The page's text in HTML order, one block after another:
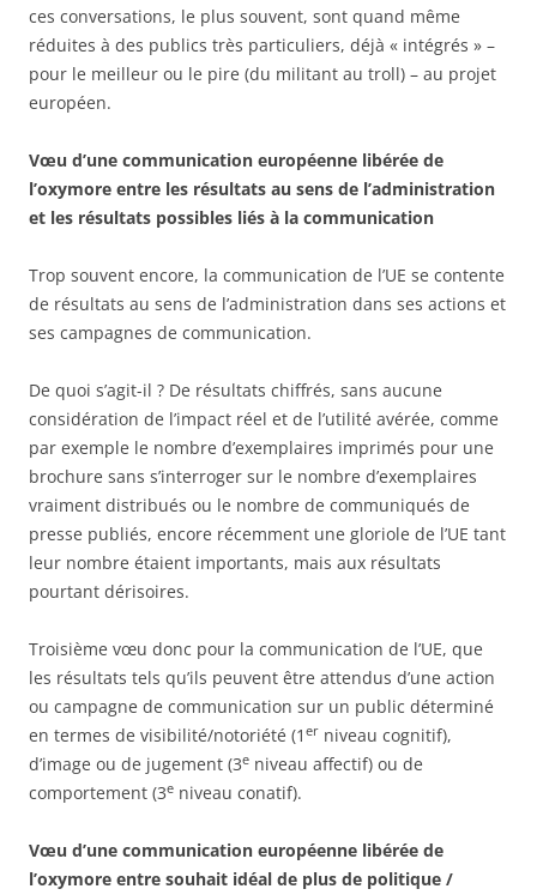
ces conversations, le plus souvent, sont quand même
réduites à des publics très particuliers, déjà « intégrés » –
pour le meilleur ou le pire (du militant au troll) – au projet
européen.
Vœu d’une communication européenne libérée de
l’oxymore entre les résultats au sens de l’administration
et les résultats possibles liés à la communication
Trop souvent encore, la communication de l’UE se contente
de résultats au sens de l’administration dans ses actions et
ses campagnes de communication.
De quoi s’agit-il ? De résultats chiffrés, sans aucune
considération de l’impact réel et de l’utilité avérée, comme
par exemple le nombre d’exemplaires imprimés pour une
brochure sans s’interroger sur le nombre d’exemplaires
vraiment distribués ou le nombre de communiqués de
presse publiés, encore récemment une gloriole de l’UE tant
leur nombre étaient importants, mais aux résultats
pourtant dérisoires.
Troisième vœu donc pour la communication de l’UE, que
les résultats tels qu’ils peuvent être attendus d’une action
ou campagne de communication sur un public déterminé
en termes de visibilité/notoriété (1 er niveau cognitif),
d’image ou de jugement (3e niveau affectif) ou de
comportement (3e niveau conatif).
Vœu d’une communication européenne libérée de
l’oxymore entre souhait idéal de plus de politique /